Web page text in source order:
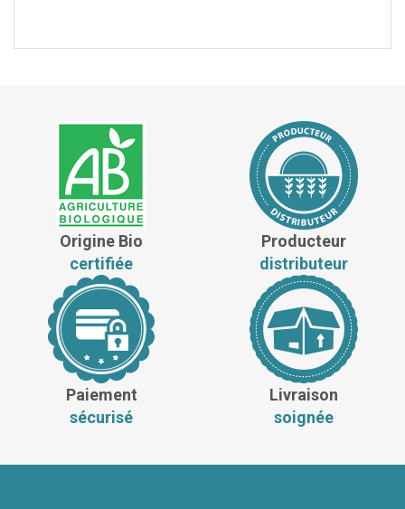
Origine Bio
certifiée
Producteur
distributeur
Paiement
sécurisé
Livraison
soignée